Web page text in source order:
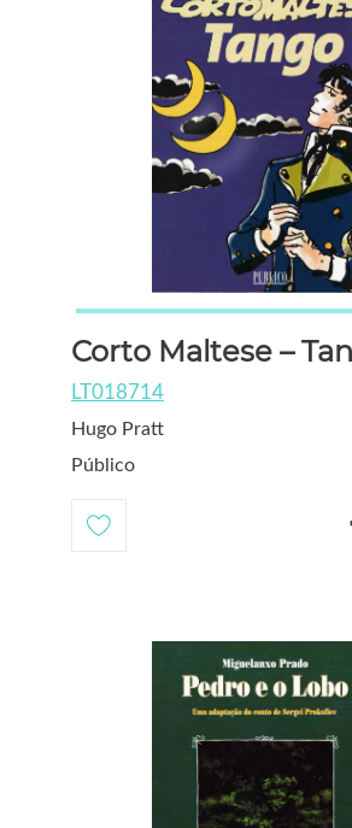
Corto Maltese –
LT018714
Hugo Pratt
Público